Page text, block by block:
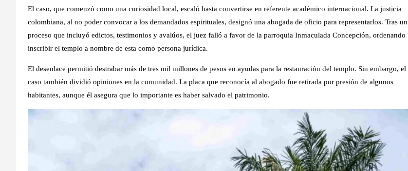
El caso, que comenzó como una curiosidad local, escaló hasta convertirse en referente académico internacional. La justicia
colombiana, al no poder convocar a los demandados espirituales, designó una abogada de oficio para representarlos. Tras un
proceso que incluyó edictos, testimonios y avalúos, el juez falló a favor de la parroquia Inmaculada Concepción, ordenando
inscribir el templo a nombre de esta como persona jurídica.
El desenlace permitió destrabar más de tres mil millones de pesos en ayudas para la restauración del templo. Sin embargo, el
caso también dividió opiniones en la comunidad. La placa que reconocía al abogado fue retirada por presión de algunos
habitantes, aunque él asegura que lo importante es haber salvado el patrimonio.